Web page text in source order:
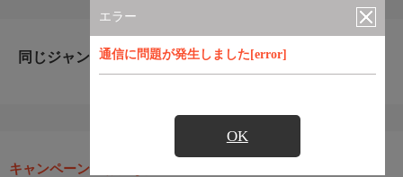
エラー
通信に問題が発生しました[error]
OK
同じジャンルのおすすめ番組
キャンペーン・お得な情報